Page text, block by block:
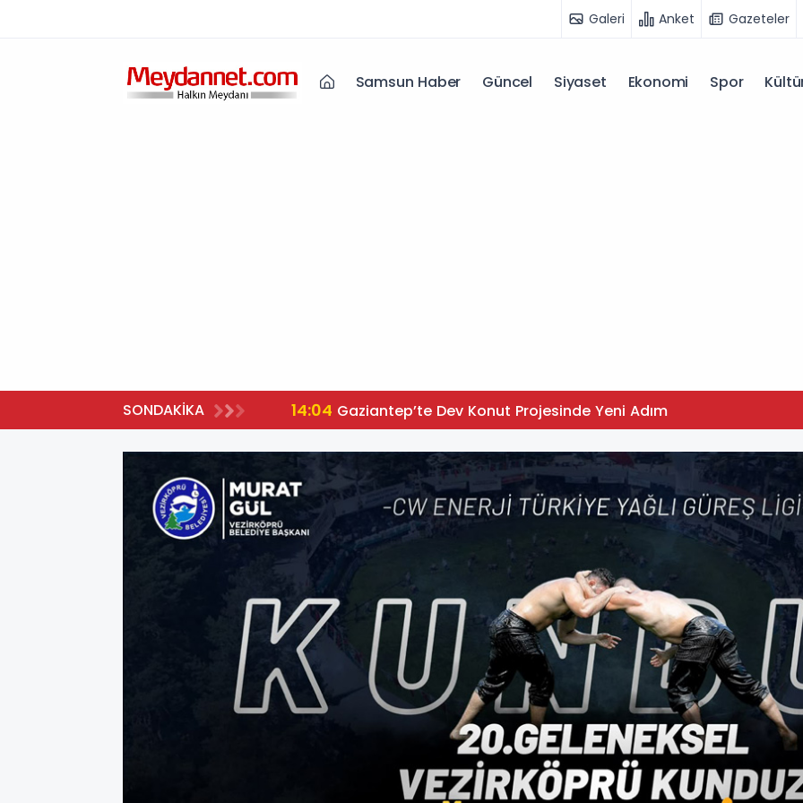
Galeri Anket Gazeteler
Samsun Haber Güncel Siyaset Ekonomi Spor
SONDAKİKA 14:04 Gaziantep’te Dev Konut Projesinde Yeni Adım